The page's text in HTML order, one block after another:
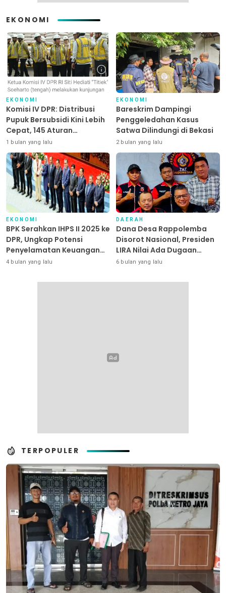
EKONOMI
EKONOMI
Komisi IV DPR: Distribusi
Pupuk Bersubsidi Kini Lebih
Cepat, 145 Aturan
Dipangkas
1 bulan yang lalu
EKONOMI
Bareskrim Dampingi
Penggeledahan Kasus
Satwa Dilindungi di Bekasi
2 bulan yang lalu
EKONOMI
BPK Serahkan IHPS II 2025 ke
DPR, Ungkap Potensi
Penyelamatan Keuangan
Negara Puluhan Triliun
4 bulan yang lalu
DAERAH
Dana Desa Rappolemba
Disorot Nasional, Presiden
LIRA Nilai Ada Dugaan
Abuse of Power
6 bulan yang lalu
TERPOPULER